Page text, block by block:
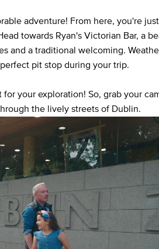
adventure! From here, you're
towards Ryan's Victorian Bar, a
and a traditional welcoming.
pit stop during your trip.
your exploration! So, grab your
the lively streets of Dublin.